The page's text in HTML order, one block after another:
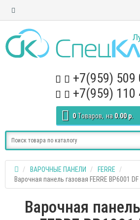
+7(959) 509
+7(959) 110
0 Tоваров, на 0.00 р.
ВАРОЧНЫЕ ПАНЕЛИ
FERRE
Варочная панель газовая FERRE BP6001 DF
Варочная